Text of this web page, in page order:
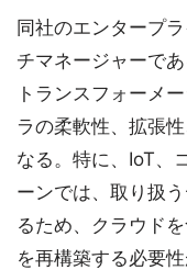
同社のエンタープ
チマネージャーで
トランスフォーメ
ラの柔軟性、拡張
なる。特に、IoT、
ーンでは、取り扱
るため、クラウド
を再構築する必要